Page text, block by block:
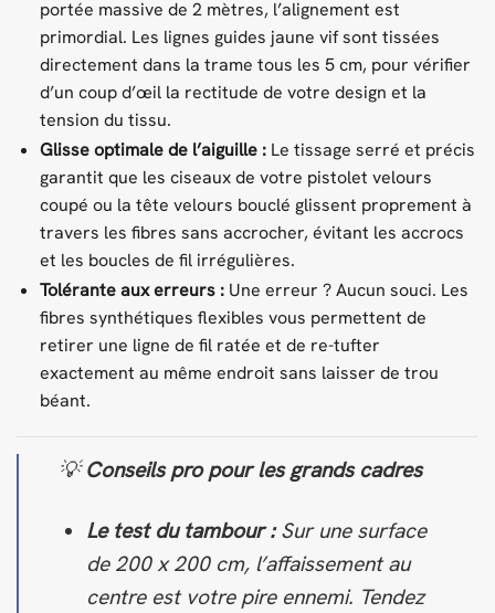
portée massive de 2 mètres, l’alignement est
primordial. Les lignes guides jaune vif sont tissées
directement dans la trame tous les 5 cm, pour vérifier
d’un coup d’œil la rectitude de votre design et la
tension du tissu.
Glisse optimale de l’aiguille :Le tissage serré et précis
garantit que les ciseaux de votre pistolet velours
coupé ou la tête velours bouclé glissent proprement à
travers les fibres sans accrocher, évitant les accrocs
et les boucles de fil irrégulières.
Tolérante aux erreurs :Une erreur ? Aucun souci. Les
fibres synthétiques flexibles vous permettent de
retirer une ligne de fil ratée et de re-tufter
exactement au même endroit sans laisser de trou
béant.
💡Conseils pro pour les grands cadres
Le test du tambour :Sur une surface
de 200 x 200 cm, l’affaissement au
centre est votre pire ennemi. Tendez